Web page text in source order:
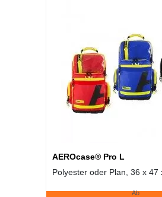
AEROcase® Pro L
Polyester oder Plan, 36 x 47
Ab